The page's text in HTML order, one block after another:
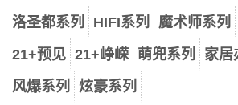
洛圣都系列 HIFI系列 魔术师系列
21+预见 21+峥嵘 萌兜系列
家居
风爆系列
炫豪系列